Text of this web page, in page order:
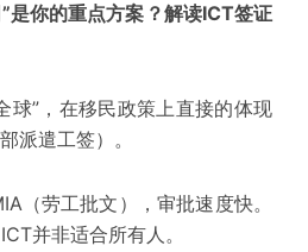
是你的重点方案？解读ICT签证
球”，在移民政策上直接的体现
派遣工签）。
（劳工批文），审批速度快。
ICT并非适合所有人。